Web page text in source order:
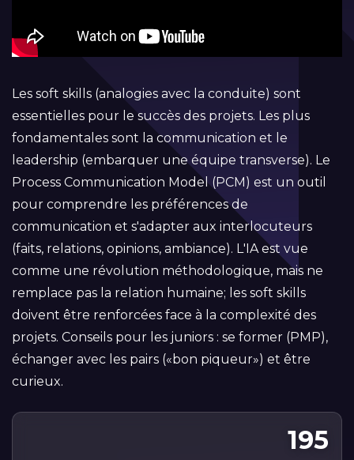
Les soft skills (analogies avec la conduite) sont
essentielles pour le succès des projets. Les plus
fondamentales sont la communication et le
leadership (embarquer une équipe transverse). Le
Process Communication Model (PCM) est un outil
pour comprendre les préférences de
communication et s'adapter aux interlocuteurs
(faits, relations, opinions, ambiance). L'IA est vue
comme une révolution méthodologique, mais ne
remplace pas la relation humaine; les soft skills
doivent être renforcées face à la complexité des
projets. Conseils pour les juniors : se former (PMP),
échanger avec les pairs («bon piqueur») et être
curieux.
195